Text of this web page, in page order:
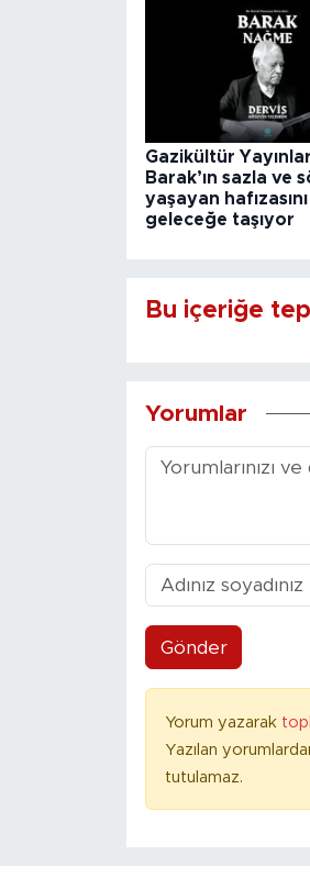
Gazikültür
Barak’ın sazla ve
yaşayan hafızasını
geleceğe taşıyor
Bu içeriğe
Yorumlar
Gönder
Yorum yazarak
Yazılan
tutulamaz.